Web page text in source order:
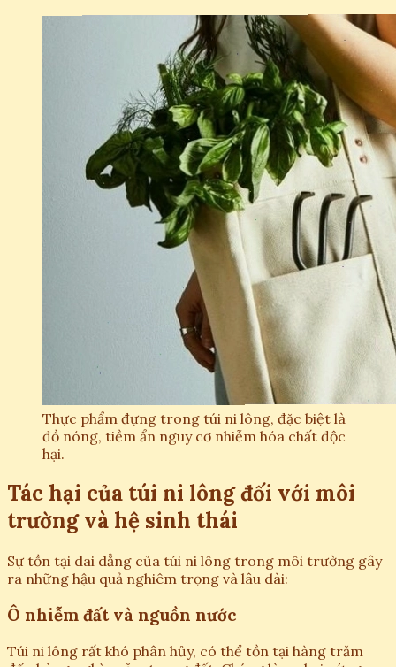
Thực phẩm đựng trong túi ni lông, đặc biệt là
đồ nóng, tiềm ẩn nguy cơ nhiễm hóa chất độc
hại.
Tác hại của túi ni lông đối với môi
trường và hệ sinh thái
Sự tồn tại dai dẳng của túi ni lông trong môi trường gây
ra những hậu quả nghiêm trọng và lâu dài:
Ô nhiễm đất và nguồn nước
Túi ni lông rất khó phân hủy, có thể tồn tại hàng trăm